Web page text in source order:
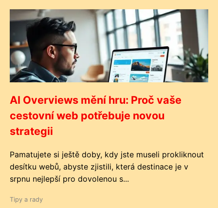
AI Overviews mění hru: Proč vaše
cestovní web potřebuje novou
strategii
Pamatujete si ještě doby, kdy jste museli prokliknout
desítku webů, abyste zjistili, která destinace je v
srpnu nejlepší pro dovolenou s...
Tipy a rady